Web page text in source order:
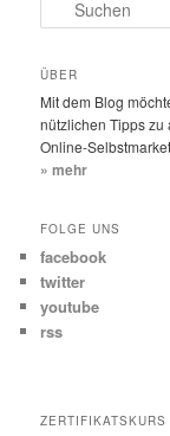
u
h
n
ÜBER
Mit dem Blog
nützlichen Tipps zu
Online-
» mehr
FOLGE UNS
facebook
twitter
youtube
rss